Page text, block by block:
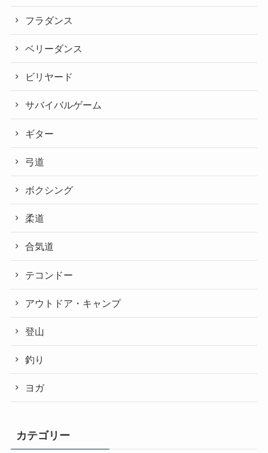
フラダンス
ベリーダンス
ビリヤード
サバイバルゲーム
ギター
弓道
ボクシング
柔道
合気道
テコンドー
アウトドア・キャンプ
登山
釣り
ヨガ
カテゴリー